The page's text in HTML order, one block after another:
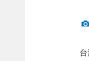
台